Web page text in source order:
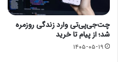
چت‌جی‌پی‌تی وارد زندگی روزمره
شد؛ از پیام تا خرید
۱۴۰۵-۰۵-۱۹